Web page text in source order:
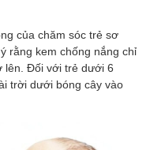
của chăm sóc trẻ sơ
rằng kem chống nắng chỉ
lên. Đối với trẻ dưới 6
trời dưới bóng cây vào